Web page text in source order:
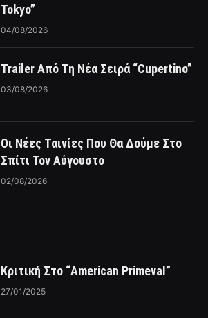
Tokyo”
04/08/2026
Trailer Από Τη Νέα Σειρά “Cupertino”
03/08/2026
Οι Νέες Ταινίες Που Θα Δούμε Στο
Σπίτι Τον Αύγουστο
02/08/2026
Κριτική Στο “American Primeval”
27/01/2025